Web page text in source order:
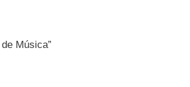
Música”